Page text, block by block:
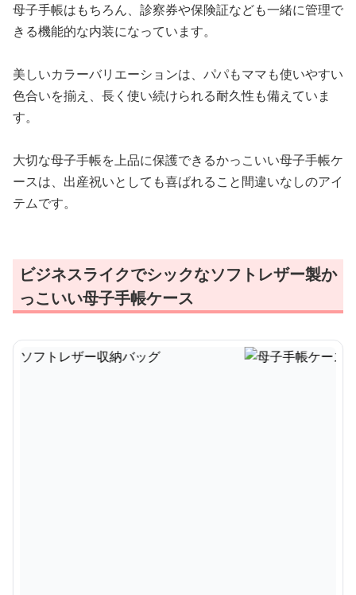
母子手帳はもちろん、診察券や保険証なども一緒に管理で
きる機能的な内装になっています。
美しいカラーバリエーションは、パパもママも使いやすい
色合いを揃え、長く使い続けられる耐久性も備えていま
す。
大切な母子手帳を上品に保護できるかっこいい母子手帳ケ
ースは、出産祝いとしても喜ばれること間違いなしのアイ
テムです。
ビジネスライクでシックなソフトレザー製か
っこいい母子手帳ケース